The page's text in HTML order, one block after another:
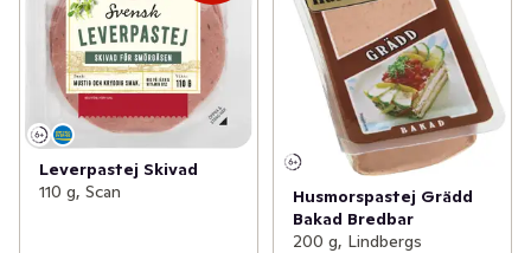
Leverpastej Skivad
110 g, Scan
Husmorspastej Grädd
Bakad Bredbar
200 g, Lindbergs